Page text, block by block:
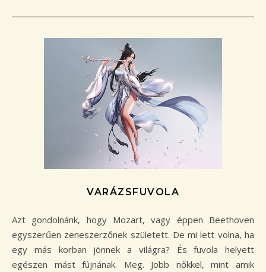
VARÁZSFUVOLA
Azt gondolnánk, hogy Mozart, vagy éppen Beethoven
egyszerűen zeneszerzőnek született. De mi lett volna, ha
egy más korban jönnek a világra? És fuvola helyett
egészen mást fújnának. Meg. Jobb nőkkel, mint amik